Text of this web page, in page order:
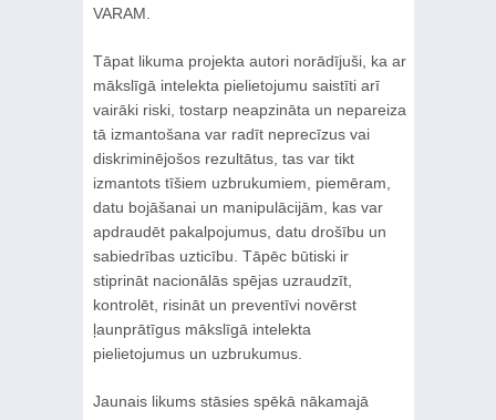
VARAM.
Tāpat likuma projekta autori norādījuši, ka ar
mākslīgā intelekta pielietojumu saistīti arī
vairāki riski, tostarp neapzināta un nepareiza
tā izmantošana var radīt neprecīzus vai
diskriminējošos rezultātus, tas var tikt
izmantots tīšiem uzbrukumiem, piemēram,
datu bojāšanai un manipulācijām, kas var
apdraudēt pakalpojumus, datu drošību un
sabiedrības uzticību. Tāpēc būtiski ir
stiprināt nacionālās spējas uzraudzīt,
kontrolēt, risināt un preventīvi novērst
ļaunprātīgus mākslīgā intelekta
pielietojumus un uzbrukumus.
Jaunais likums stāsies spēkā nākamajā